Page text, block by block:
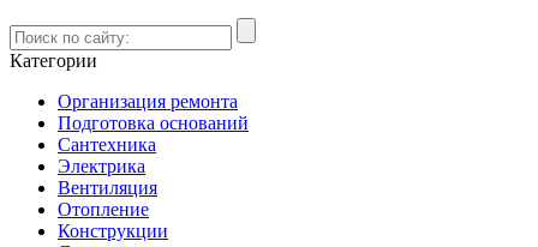
Категории
Организация ремонта
Подготовка оснований
Сантехника
Электрика
Вентиляция
Отопление
Конструкции